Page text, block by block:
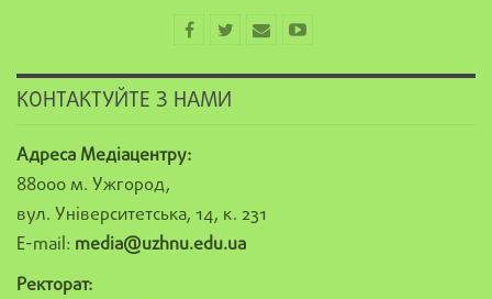
КОНТАКТУЙТЕ З НАМИ
Адреса Медіацентру:
88000 м. Ужгород,
вул. Університетська, 14, к. 231
E-mail: media@uzhnu.edu.ua
Ректорат: